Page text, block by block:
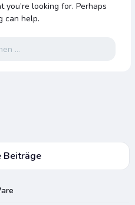
you’re looking for. Perhaps
can help.
nach:
Beiträge